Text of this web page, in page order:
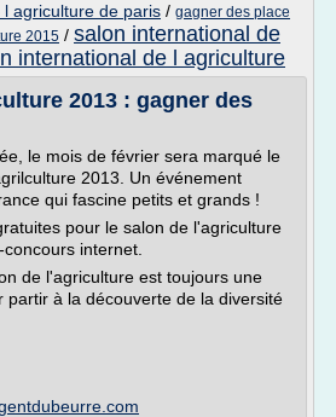
agriculture de paris / gagner des place
2015 / salon international de
international de l agriculture
2013 : gagner des
le mois de février sera marqué le
2013. Un événement
qui fascine petits et grands !
pour le salon de l'agriculture
internet.
de l'agriculture est toujours une
partir à la découverte de la diversité